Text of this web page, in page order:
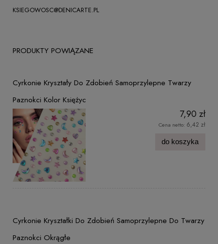
KSIEGOWOSC@DENICARTE.PL
PRODUKTY POWIĄZANE
Cyrkonie Kryształy Do Zdobień Samoprzylepne Twarzy
Paznokci Kolor Księżyc
7,90 zł
Cena netto: 6,42 zł
do koszyka
Cyrkonie Kryształki Do Zdobień Samoprzylepne Do Twarzy
Paznokci Okrągłe